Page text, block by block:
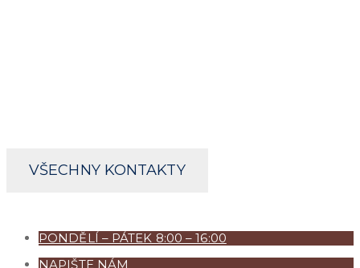
VŠECHNY KONTAKTY
PONDĚLÍ – PÁTEK 8:00 – 16:00
NAPIŠTE NÁM